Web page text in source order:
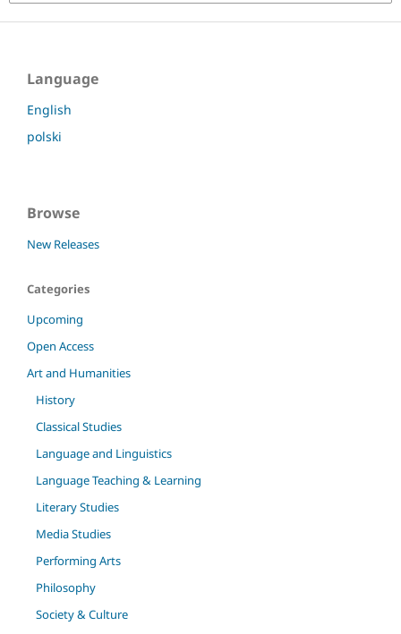
Language
English
polski
Browse
New Releases
Categories
Upcoming
Open Access
Art and Humanities
History
Classical Studies
Language and Linguistics
Language Teaching & Learning
Literary Studies
Media Studies
Performing Arts
Philosophy
Society & Culture